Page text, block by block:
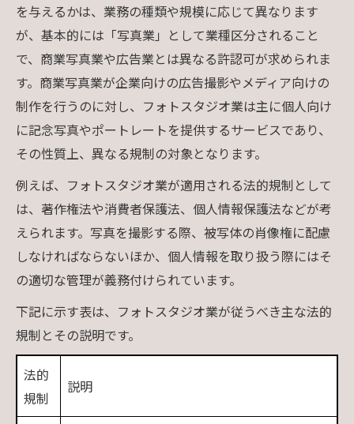
を与えるかは、業務の種類や規模に応じて異なります
が、基本的には「写真業」として業種区分されること
で、商業写真業や広告業とは異なる許認可が求められま
す。商業写真業が企業向けの広告撮影やメディア向けの
制作を行うのに対し、フォトスタジオ業は主に個人向け
に記念写真やポートレートを提供するサービスであり、
その性質上、異なる規制の対象となります。
例えば、フォトスタジオ業が適用される法的規制として
は、著作権法や消費者保護法、個人情報保護法などが考
えられます。写真を撮影する際、被写体の肖像権に配慮
しなければならないほか、個人情報を取り扱う際にはそ
の適切な管理が義務付けられています。
下記に示す表は、フォトスタジオ業が従うべき主な法的
規制とその説明です。
法的
規制
説明